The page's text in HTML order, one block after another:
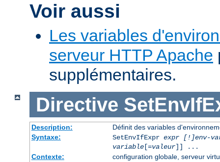
Voir aussi
Les variables
serveur HTTP Apache
supplémentaires.
Directive
Description:
Définit des variables
Syntaxe:
SetEnvIfExpr expr [!]env-
variable[=valeur]] ...
Contexte:
configuration globale, serveur